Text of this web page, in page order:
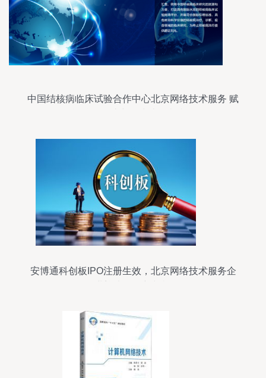
中国结核病临床试验合作中心北京网络技术服务 赋
安博通科创板IPO注册生效，北京网络技术服务企